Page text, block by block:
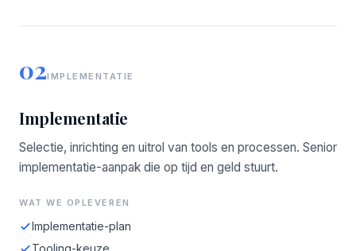
02IMPLEMENTATIE
Implementatie
Selectie, inrichting en uitrol van tools en processen. Senior
implementatie-aanpak die op tijd en geld stuurt.
WAT WE OPLEVEREN
Implementatie-plan
Tooling-keuze